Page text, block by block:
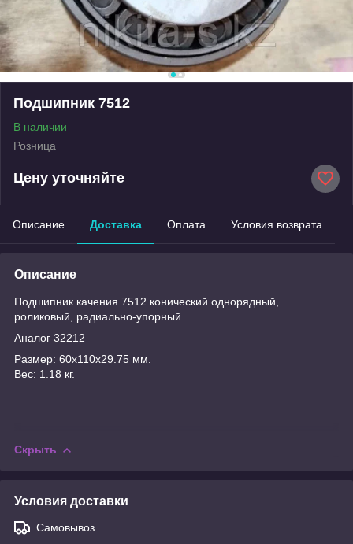
Подшипник 7512
В наличии
Розница
Цену уточняйте
Описание Доставка Оплата Условия возврата
Описание
Подшипник качения 7512 конический однорядный,
роликовый, радиально-упорный
Аналог 32212
Размер: 60x110x29.75 мм.
Вес: 1.18 кг.
Скрыть
Условия доставки
Самовывоз